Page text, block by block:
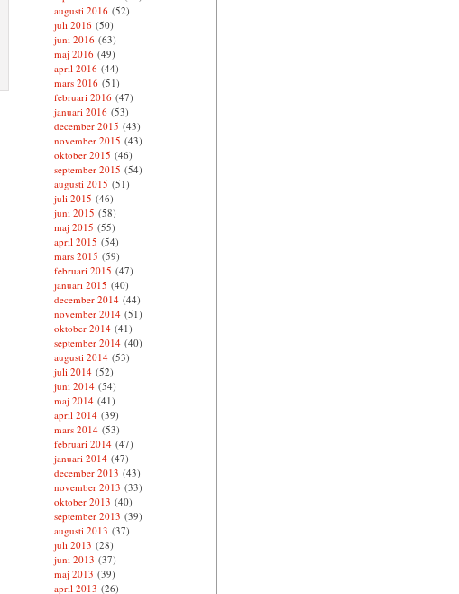
augusti 2016(52)
juli 2016(50)
juni 2016(63)
maj 2016(49)
april 2016(44)
mars 2016(51)
februari 2016(47)
januari 2016(53)
december 2015 (43)
november 2015 (43)
oktober 2015 (46)
september 2015 (54)
augusti 2015 (51)
juli 2015 (46)
juni 2015 (58)
maj 2015 (55)
april 2015 (54)
mars 2015 (59)
februari 2015 (47)
januari 2015 (40)
december 2014(44)
november 2014(51)
oktober 2014(41)
september 2014(40)
augusti 2014(53)
juli 2014(52)
juni 2014(54)
maj 2014(41)
april 2014(39)
mars 2014(53)
februari 2014(47)
januari 2014(47)
december 2013 (43)
november 2013 (33)
oktober 2013 (40)
september 2013 (39)
augusti 2013 (37)
juli 2013 (28)
juni 2013 (37)
maj 2013 (39)
april 2013 (26)